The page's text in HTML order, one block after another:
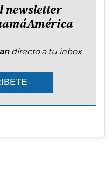
newsletter
directo a tu inbox